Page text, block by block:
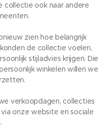
collectie ook naar andere
zien hoe belangrijk
de collectie voelen,
stijladvies krijgen. Die
winkelen willen we
verkoopdagen, collecties
onze website en sociale